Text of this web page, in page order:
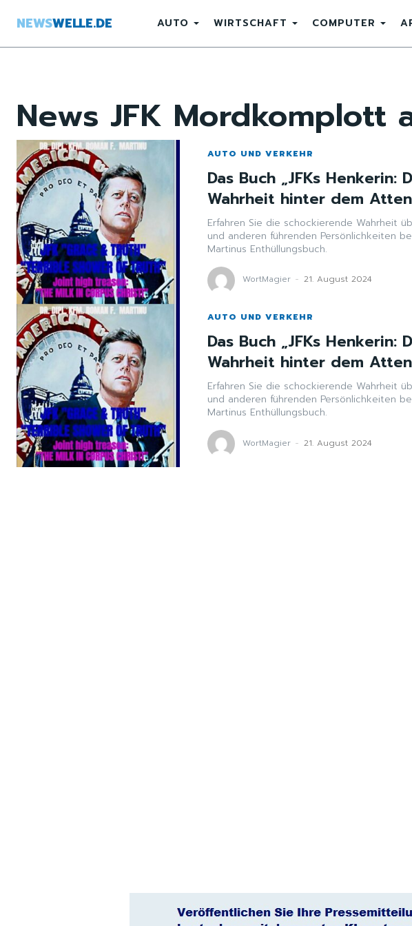
NEWSWELLE.DE AUTO WIRTSCHAFT COMPUTER
News JFK Mordkomplott
AUTO UND VERKEHR
Das Buch „JFKs Henkerin:
Wahrheit hinter dem
Erfahren Sie die schockierende Wahrheit
und anderen führenden Persönlichkeiten
Martinus Enthüllungsbuch.
WortMagier - 21. August 2024
AUTO UND VERKEHR
Das Buch „JFKs Henkerin:
Wahrheit hinter dem
Erfahren Sie die schockierende Wahrheit
und anderen führenden Persönlichkeiten
Martinus Enthüllungsbuch.
WortMagier - 21. August 2024